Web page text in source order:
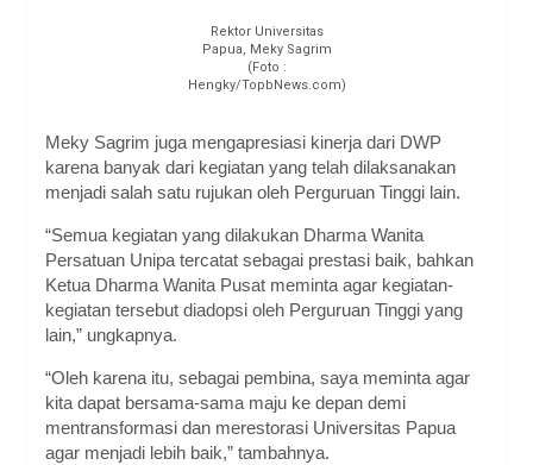
Rektor Universitas
Papua, Meky Sagrim
(Foto :
Hengky/TopbNews.com)
Meky Sagrim juga mengapresiasi kinerja dari DWP
karena banyak dari kegiatan yang telah dilaksanakan
menjadi salah satu rujukan oleh Perguruan Tinggi lain.
“Semua kegiatan yang dilakukan Dharma Wanita
Persatuan Unipa tercatat sebagai prestasi baik, bahkan
Ketua Dharma Wanita Pusat meminta agar kegiatan-
kegiatan tersebut diadopsi oleh Perguruan Tinggi yang
lain,” ungkapnya.
“Oleh karena itu, sebagai pembina, saya meminta agar
kita dapat bersama-sama maju ke depan demi
mentransformasi dan merestorasi Universitas Papua
agar menjadi lebih baik,” tambahnya.